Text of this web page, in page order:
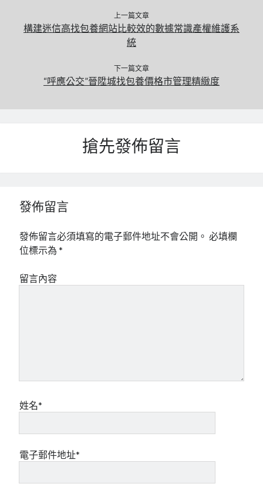
上一篇文章
構建迷信高找包養網站比較效的數據常識產權維護系
統
下一篇文章
“呼應公交”晉陞城找包養價格市管理精緻度
搶先發佈留言
發佈留言
發佈留言必須填寫的電子郵件地址不會公開。 必填欄
位標示為*
留言內容
姓名*
電子郵件地址*